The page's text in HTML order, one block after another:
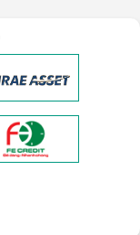
nghiệp B2B khi